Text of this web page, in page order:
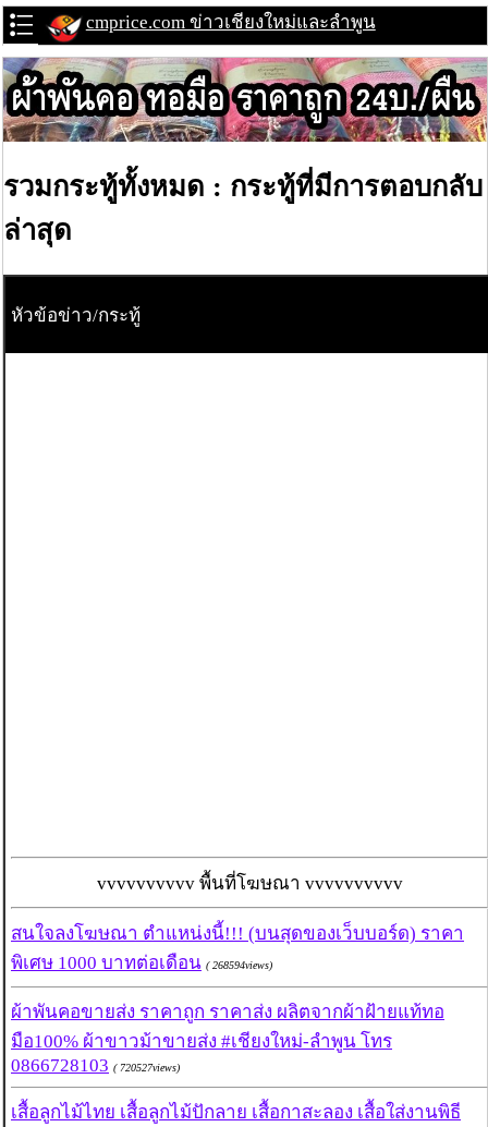
cmprice.com ข่าวเชียงใหม่และลำพูน
รวมกระทู้ทั้งหมด : กระทู้ที่มีการตอบกลับ
ล่าสุด
หัวข้อข่าว/กระทู้
vvvvvvvvvv พื้นที่โฆษณา vvvvvvvvvv
สนใจลงโฆษณา ตำแหน่งนี้!!! (บนสุดของเว็บบอร์ด) ราคา
พิเศษ 1000 บาทต่อเดือน ( 268594views)
ผ้าพันคอขายส่ง ราคาถูก ราคาส่ง ผลิตจากผ้าฝ้ายแท้ทอ
มือ100% ผ้าขาวม้าขายส่ง #เชียงใหม่-ลำพูน โทร
0866728103 ( 720527views)
เสื้อลูกไม้ไทย เสื้อลูกไม้ปักลาย เสื้อกาสะลอง เสื้อใส่งานพิธี